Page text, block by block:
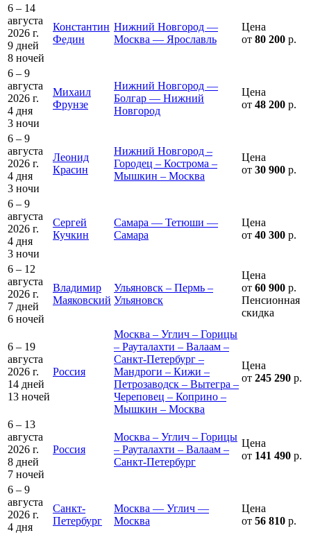
6 – 14
августа
2026 г.
9 дней
8 ночей
Константин
Федин
Нижний Новгород —
Москва — Ярославль
Цена
от 80 200 р.
6 – 9
августа
2026 г.
4 дня
3 ночи
Михаил
Фрунзе
Нижний Новгород —
Болгар — Нижний
Новгород
Цена
от 48 200 р.
6 – 9
августа
2026 г.
4 дня
3 ночи
Леонид
Красин
Нижний Новгород –
Городец – Кострома –
Мышкин – Москва
Цена
от 30 900 р.
6 – 9
августа
2026 г.
4 дня
3 ночи
Сергей
Кучкин
Самара — Тетюши —
Самара
Цена
от 40 300 р.
6 – 12
августа
2026 г.
7 дней
6 ночей
Владимир
Маяковский
Ульяновск – Пермь –
Ульяновск
Цена
от 60 900 р.
Пенсионная
скидка
6 – 19
августа
2026 г.
14 дней
13 ночей
Россия
Москва – Углич – Горицы
– Рауталахти – Валаам –
Санкт-Петербург –
Мандроги – Кижи –
Петрозаводск – Вытегра –
Череповец – Коприно –
Мышкин – Москва
Цена
от 245 290 р.
6 – 13
августа
2026 г.
8 дней
7 ночей
Россия
Москва – Углич – Горицы
– Рауталахти – Валаам –
Санкт-Петербург
Цена
от 141 490 р.
6 – 9
августа
2026 г.
4 дня
Санкт-
Петербург
Москва — Углич —
Москва
Цена
от 56 810 р.